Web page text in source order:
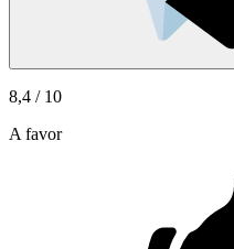
8,4 / 10
A favor